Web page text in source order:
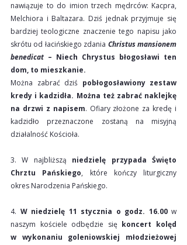
nawiązuje to do imion trzech mędrców: Kacpra,
Melchiora i Baltazara. Dziś jednak przyjmuje się
bardziej teologiczne znaczenie tego napisu jako
skrótu od łacińskiego zdania Christus mansionem
benedicat – Niech Chrystus błogosławi ten
dom, to mieszkanie.
Można zabrać dziś pobłogosławiony zestaw
kredy i kadzidła. Można też zabrać naklejkę
na drzwi z napisem. Ofiary złożone za kredę i
kadzidło przeznaczone zostaną na misyjną
działalność Kościoła.
3. W najbliższą niedzielę przypada Święto
Chrztu Pańskiego, które kończy liturgiczny
okres Narodzenia Pańskiego.
4. W niedzielę 11 stycznia o godz. 16.00 w
naszym kościele odbędzie się koncert kolęd
w wykonaniu goleniowskiej młodzieżowej